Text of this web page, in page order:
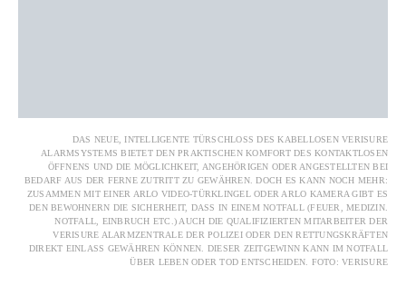
DAS NEUE, INTELLIGENTE TÜRSCHLOSS DES KABELLOSEN VERISURE
ALARMSYSTEMS BIETET DEN PRAKTISCHEN KOMFORT DES KONTAKTLOSEN
ÖFFNENS UND DIE MÖGLICHKEIT, ANGEHÖRIGEN ODER ANGESTELLTEN BEI
BEDARF AUS DER FERNE ZUTRITT ZU GEWÄHREN. DOCH ES KANN NOCH MEHR:
ZUSAMMEN MIT EINER ARLO VIDEO-TÜRKLINGEL ODER ARLO KAMERA GIBT ES
DEN BEWOHNERN DIE SICHERHEIT, DASS IN EINEM NOTFALL (FEUER, MEDIZIN.
NOTFALL, EINBRUCH ETC.) AUCH DIE QUALIFIZIERTEN MITARBEITER DER
VERISURE ALARMZENTRALE DER POLIZEI ODER DEN RETTUNGSKRÄFTEN
DIREKT EINLASS GEWÄHREN KÖNNEN. DIESER ZEITGEWINN KANN IM NOTFALL
ÜBER LEBEN ODER TOD ENTSCHEIDEN. FOTO: VERISURE